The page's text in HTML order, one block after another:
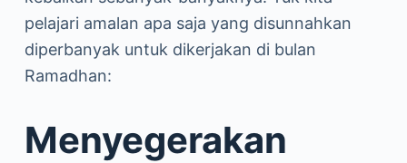
pelajari amalan apa saja yang disunnahkan
diperbanyak untuk dikerjakan di bulan
Ramadhan:
Menyegerakan